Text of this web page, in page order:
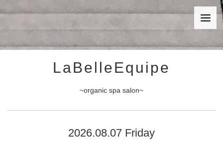
LaBelleEquipe
~organic spa salon~
2026.08.07 Friday